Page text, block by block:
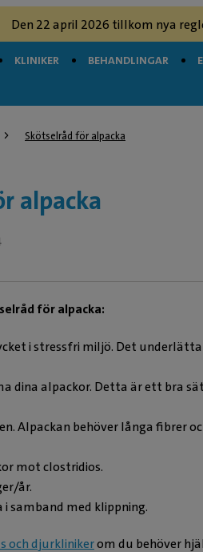
Den 22 april 2026 tillkom nya
KLINIKER BEHANDLINGAR
Skötselråd för alpacka
alpacka
för alpacka:
i stressfri miljö. Det
dina alpackor. Detta är ett bra
Alpackan behöver långa fibrer
mot clostridios.
år.
samband med klippning.
och djurklinikerom du behöver